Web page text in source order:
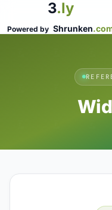
3.ly
Powered by Shrunken